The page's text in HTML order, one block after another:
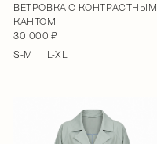
ВЕТРОВКА С КОНТРАСТНЫМ
КАНТОМ
30 000 ₽
S-M
L-XL